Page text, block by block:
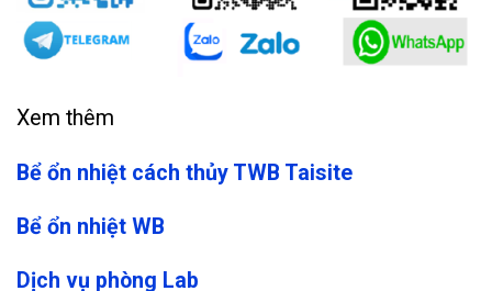
Xem thêm
Bể ổn nhiệt cách thủy TWB Taisite
Bể ổn nhiệt WB
Dịch vụ phòng Lab